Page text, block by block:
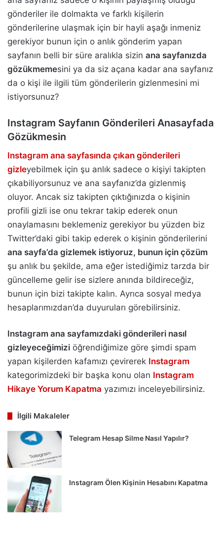
gönderiler ile dolmakta ve farklı kişilerin
gönderilerine ulaşmak için bir hayli aşağı inmeniz
gerekiyor bunun için o anlık gönderim yapan
sayfanın belli bir süre aralıkla sizin ana sayfanızda
gözükmemesini ya da siz açana kadar ana sayfanız
da o kişi ile ilgili tüm gönderilerin gizlenmesini mi
istiyorsunuz?
Instagram Sayfanın Gönderileri Anasayfada
Gözükmesin
Instagram ana sayfasında çıkan gönderileri
gizleyebilmek için şu anlık sadece o kişiyi takipten
çıkabiliyorsunuz ve ana sayfanız’da gizlenmiş
oluyor. Ancak siz takipten çıktığınızda o kişinin
profili gizli ise onu tekrar takip ederek onun
onaylamasını beklemeniz gerekiyor bu yüzden biz
Twitter’daki gibi takip ederek o kişinin gönderilerini
ana sayfa’da gizlemek istiyoruz, bunun için çözüm
şu anlık bu şekilde, ama eğer istediğimiz tarzda bir
güncelleme gelir ise sizlere anında bildireceğiz,
bunun için bizi takipte kalın. Ayrıca sosyal medya
hesaplarımızdan’da duyuruları görebilirsiniz.
Instagram ana sayfamızdaki gönderileri nasıl
gizleyeceğimizi öğrendiğimize göre şimdi spam
yapan kişilerden kafamızı çevirerek Instagram
kategorimizdeki bir başka konu olan Instagram
Hikaye Yorum Kapatma yazımızı inceleyebilirsiniz.
İlgili Makaleler
Telegram Hesap Silme Nasıl Yapılır?
Instagram Ölen Kişinin Hesabını Kapatma